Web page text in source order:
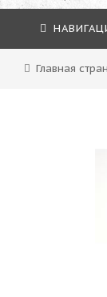
Главная